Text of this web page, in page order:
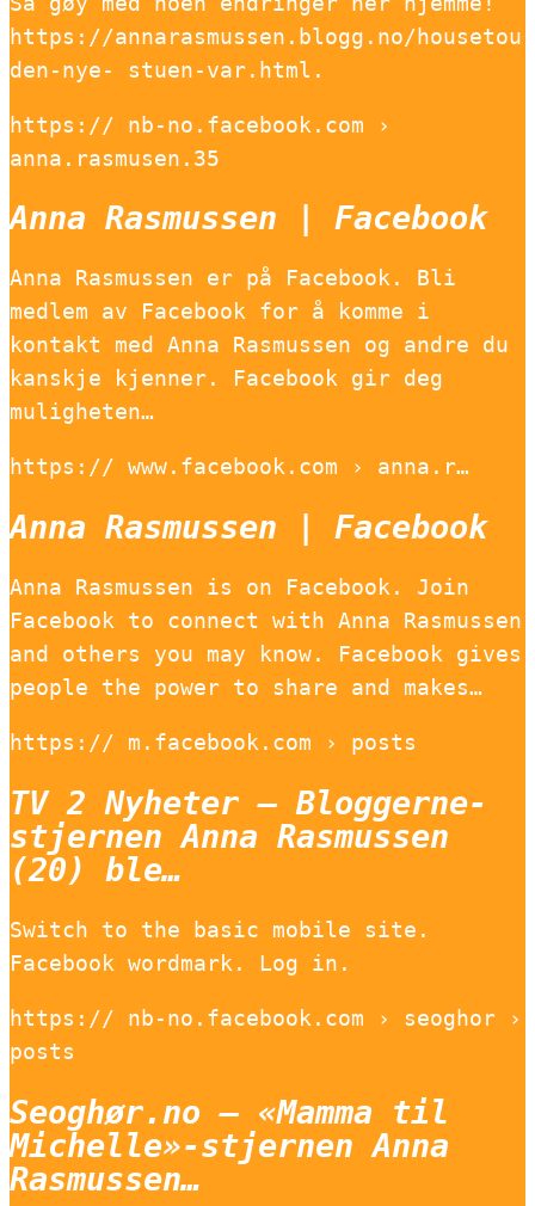
https://annarasmussen.blogg.no/
den-nye- stuen-var.html.
https:// nb-no.facebook.com ›
anna.rasmusen.35
Anna Rasmussen | Facebook
Anna Rasmussen er på Facebook. Bli
medlem av Facebook for å komme i
kontakt med Anna Rasmussen og andre du
kanskje kjenner. Facebook gir deg
muligheten…
https:// www.facebook.com › anna.r…
Anna Rasmussen | Facebook
Anna Rasmussen is on Facebook. Join
Facebook to connect with Anna Rasmussen
and others you may know. Facebook gives
people the power to share and makes…
https:// m.facebook.com › posts
TV 2 Nyheter – Bloggerne-
stjernen Anna Rasmussen
(20) ble…
Switch to the basic mobile site.
Facebook wordmark. Log in.
https:// nb-no.facebook.com › seoghor ›
posts
Seoghør.no – «Mamma til
Michelle»-stjernen Anna
Rasmussen…